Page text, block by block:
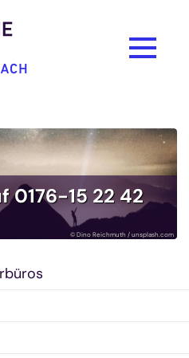
15 22 42
© Dino Reichmuth / unsplash.com